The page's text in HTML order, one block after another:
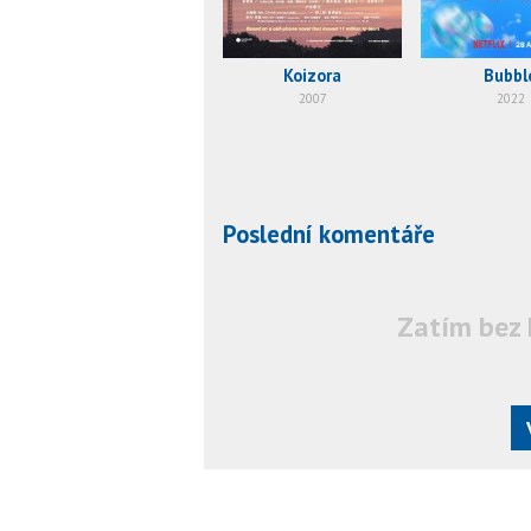
Koizora
2007 2022
Poslední komentáře
Zatím bez